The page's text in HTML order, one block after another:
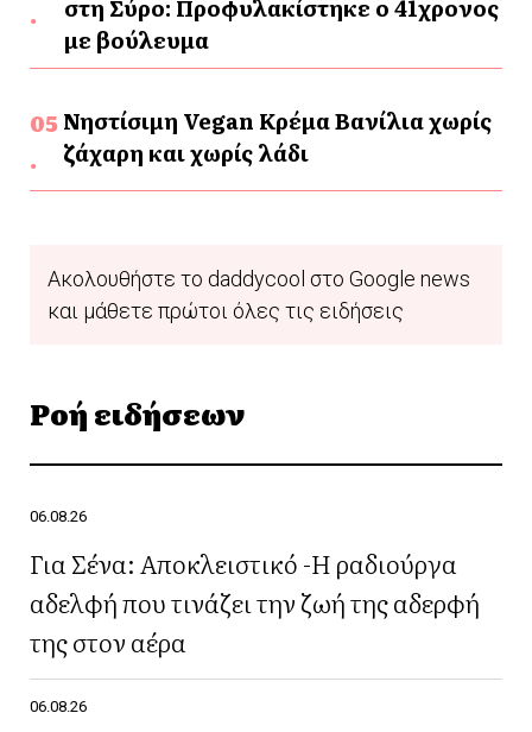
στη Σύρο: Προφυλακίστηκε ο 41χρονος
με βούλευμα
Νηστίσιμη Vegan Κρέμα Βανίλια χωρίς
ζάχαρη και χωρίς λάδι
Ακολουθήστε το daddycool στο Google news
και μάθετε πρώτοι όλες τις ειδήσεις
Ροή ειδήσεων
06.08.26
Για Σένα: Αποκλειστικό -Η ραδιούργα
αδελφή που τινάζει την ζωή της αδερφή
της στον αέρα
06.08.26